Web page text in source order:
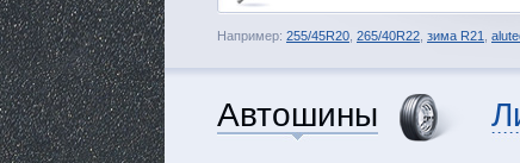
Например: 255/45R20 265/40R22 зима R21
Автошины